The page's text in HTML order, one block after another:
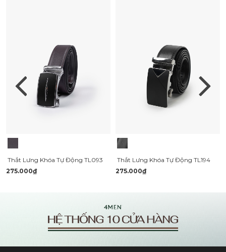
Thắt Lưng Khóa Tự Động TL093
275.000₫
Thắt Lưng Khóa Tự Động TL194
275.000₫